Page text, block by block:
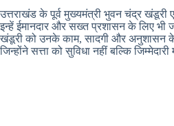
उत्तराखंड के पूर्व मुख्यमंत्री भुवन चंद्र खंडूरी
इन्हें ईमानदार और सख्त प्रशासन के लिए
खंडूरी को उनके काम, सादगी और अनुशासन के
जिन्होंने सत्ता को सुविधा नहीं बल्कि जिम्मेदारी